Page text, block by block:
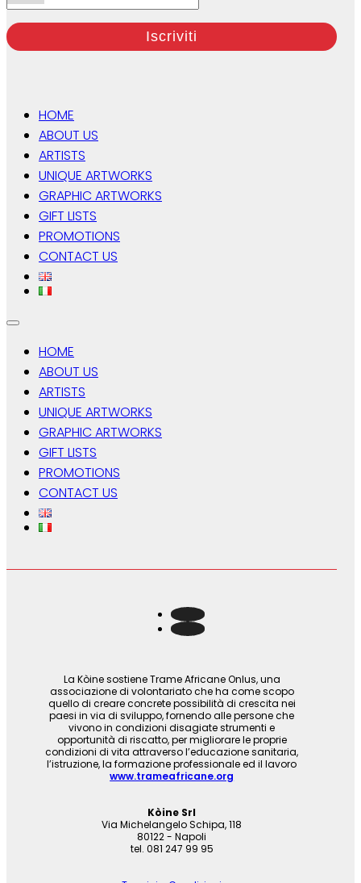
HOME
ABOUT US
ARTISTS
UNIQUE ARTWORKS
GRAPHIC ARTWORKS
GIFT LISTS
PROMOTIONS
CONTACT US
HOME
ABOUT US
ARTISTS
UNIQUE ARTWORKS
GRAPHIC ARTWORKS
GIFT LISTS
PROMOTIONS
CONTACT US
La Kòine sostiene Trame Africane Onlus, una
associazione di volontariato che ha come scopo
quello di creare concrete possibilità di crescita nei
paesi in via di sviluppo, fornendo alle persone che
vivono in condizioni disagiate strumenti e
opportunità di riscatto, per migliorare le proprie
condizioni di vita attraverso l’educazione sanitaria,
l’istruzione, la formazione professionale ed il lavoro
www.trameafricane.org
Kòine Srl
Via Michelangelo Schipa, 118
80122 - Napoli
tel. 081 247 99 95